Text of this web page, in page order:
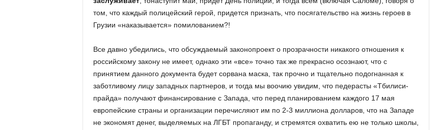
том, что каждый полицейский герой, придется признать, что посягательство на жизнь героев в
Грузии «наказывается» помилованием?!
Все давно убедились, что обсуждаемый законопроект о прозрачности никакого отношения к
российскому закону не имеет, однако эти «все» точно так же прекрасно осознают, что с
принятием данного документа будет сорвана маска, так прочно и тщательно подогнанная к
заботливому лицу западных партнеров, и тогда мы воочию увидим, что педерасты «Тбилиси-
прайда» получают финансирование с Запада, что перед планированием каждого 17 мая
европейские страны и организации перечисляют им по 2-3 миллиона долларов, что на Западе
не экономят денег, выделяемых на ЛГБТ пропаганду, и стремятся охватить ею не только школы,